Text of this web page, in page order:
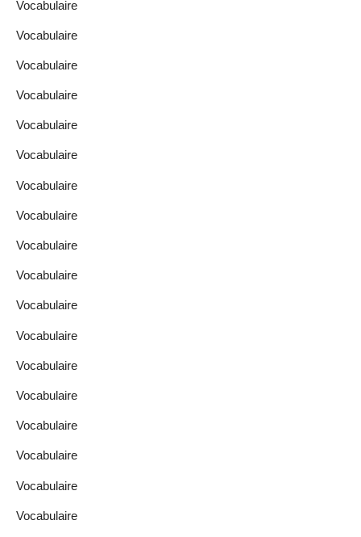
Vocabulaire
Vocabulaire
Vocabulaire
Vocabulaire
Vocabulaire
Vocabulaire
Vocabulaire
Vocabulaire
Vocabulaire
Vocabulaire
Vocabulaire
Vocabulaire
Vocabulaire
Vocabulaire
Vocabulaire
Vocabulaire
Vocabulaire
Vocabulaire